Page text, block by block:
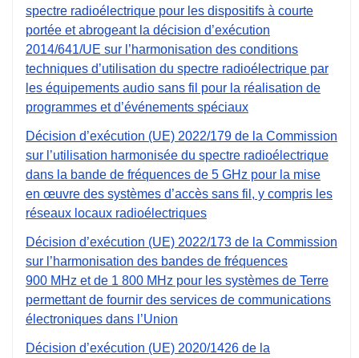
spectre radioélectrique pour les dispositifs à courte
portée et abrogeant la décision d’exécution
2014/641/UE sur l’harmonisation des conditions
techniques d’utilisation du spectre radioélectrique par
les équipements audio sans fil pour la réalisation de
programmes et d’événements spéciaux
Décision d’exécution (UE) 2022/179 de la Commission
sur l’utilisation harmonisée du spectre radioélectrique
dans la bande de fréquences de 5 GHz pour la mise
en œuvre des systèmes d’accès sans fil, y compris les
réseaux locaux radioélectriques
Décision d’exécution (UE) 2022/173 de la Commission
sur l’harmonisation des bandes de fréquences
900 MHz et de 1 800 MHz pour les systèmes de Terre
permettant de fournir des services de communications
électroniques dans l’Union
Décision d’exécution (UE) 2020/1426 de la